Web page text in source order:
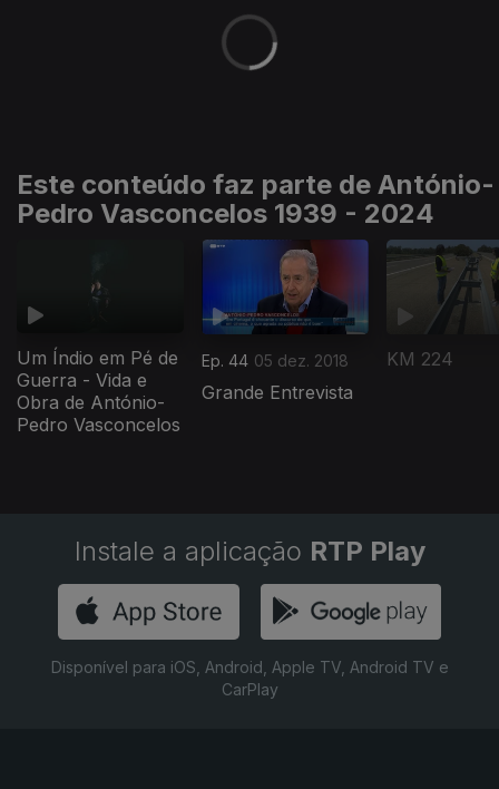
Este conteúdo faz parte de António-
Pedro Vasconcelos 1939 - 2024
Um Índio em Pé de
Guerra - Vida e
Obra de António-
Pedro Vasconcelos
Ep. 44 05 dez. 2018
Grande Entrevista
KM 224
Instale a aplicação RTP Play
Disponível para iOS, Android, Apple TV, Android TV e
CarPlay